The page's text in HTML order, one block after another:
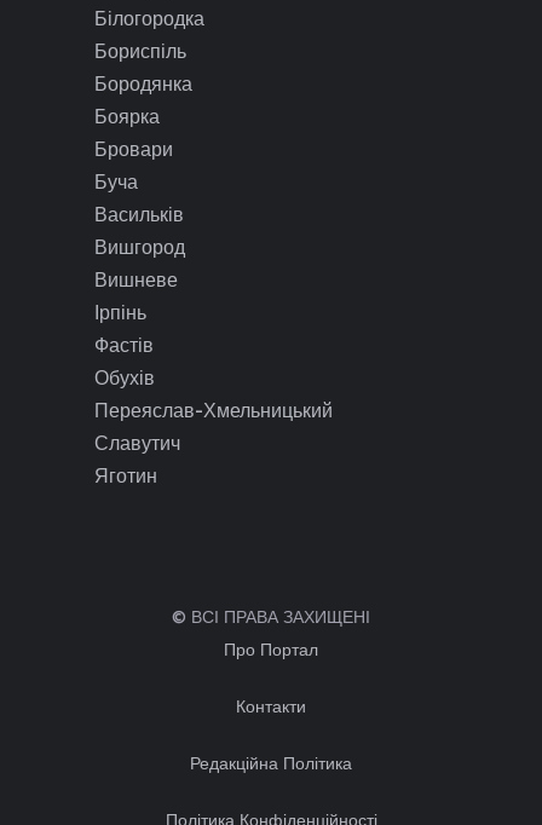
Білогородка
Бориспіль
Бородянка
Боярка
Бровари
Буча
Васильків
Вишгород
Вишневе
Ірпінь
Фастів
Обухів
Переяслав-Хмельницький
Славутич
Яготин
© ВСІ ПРАВА ЗАХИЩЕНІ
Про Портал
Контакти
Редакційна Політика
Політика Конфіденційності